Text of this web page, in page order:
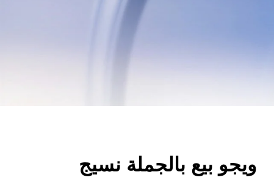
ويجو بيع بالجملة نسيج